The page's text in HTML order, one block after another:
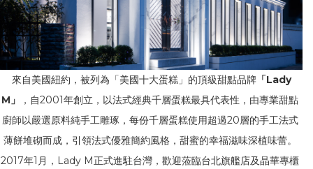
來自美國紐約，被列為「美國十大蛋糕」的頂級甜點品牌「Lady
M 」 ，自2001年創立，以法式經典千層蛋糕最具代表性，由專業甜點
廚師以嚴選原料純手工雕琢，每份千層蛋糕使用超過20層的手工法式
薄餅堆砌而成，引領法式優雅簡約風格，甜蜜的幸福滋味深植味蕾。
2017年1 月， Lady M正式進駐台灣，歡迎蒞臨台北旗艦店及晶華專櫃